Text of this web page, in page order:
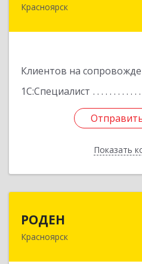
Красноярск
Клиентов на
1С:Специалист
Показать
660017,
РОДЕН
Красноярск
660064, Красноярский